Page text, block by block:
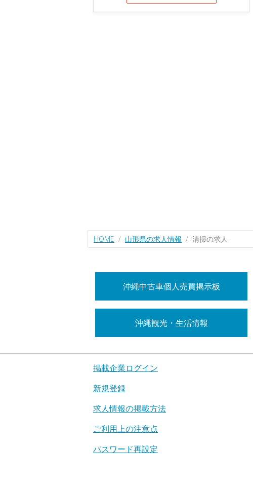
HOME 山形県の求人情報 清掃の求人
沖縄中古車個人売買掲示板
沖縄観光・生活情報
掲載企業ログイン
新規登録
求人情報の掲載方法
ご利用上の注意点
パスワード再設定